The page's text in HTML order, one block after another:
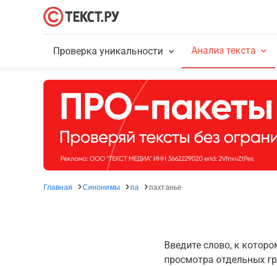
Проверка уникальности Анализ текста
Главная Синонимы па пахтанье
Введите слово, к
просмотра отдельных